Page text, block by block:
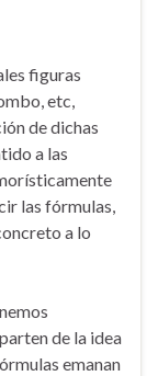
figuras
etc,
de dichas
a las
las fórmulas,
a lo
de la idea
emanan